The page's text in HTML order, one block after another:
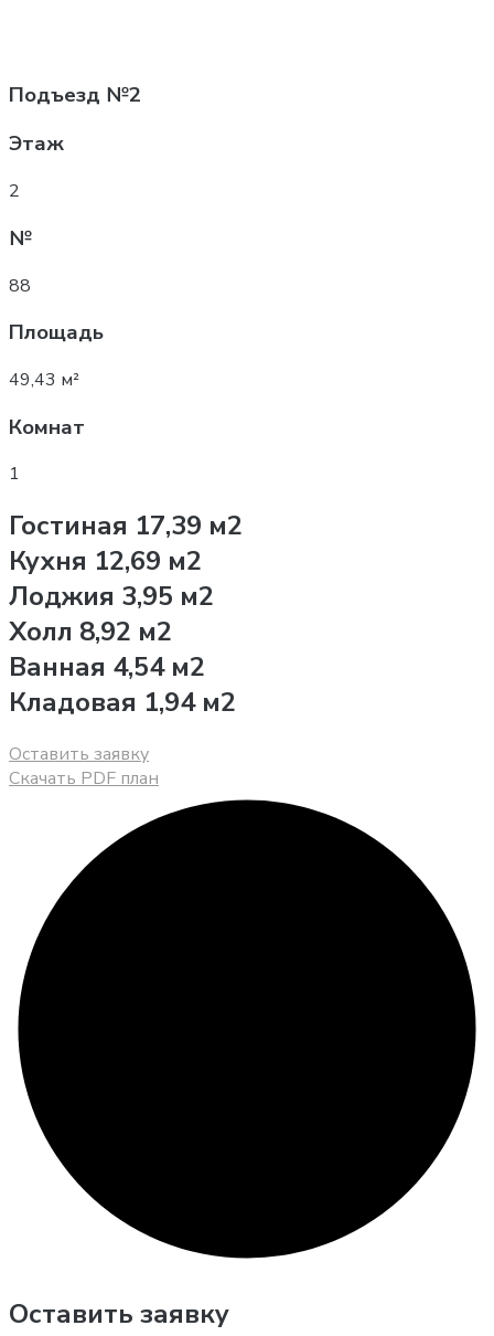
Подъезд №2
Этаж
2
№
88
Площадь
49,43 м²
Комнат
1
Гостиная 17,39 м2
Кухня 12,69 м2
Лоджия 3,95 м2
Холл 8,92 м2
Ванная 4,54 м2
Кладовая 1,94 м2
Оставить заявку
Скачать PDF план
Оставить заявку